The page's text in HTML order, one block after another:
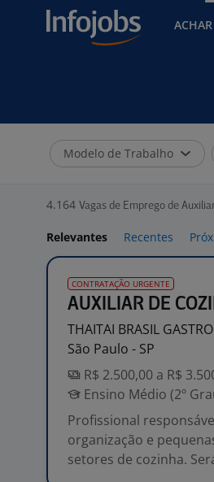
Modelo de Trabalho
4.164 Vagas de Emprego de
Relevantes Recentes
CONTRATAÇÃO URGENTE
AUXILIAR DE
THAITAI BRASIL
São Paulo - SP
R$ 2.500,00 a R$
Ensino Médio (2º
Profissional
organização e
setores de cozinha.